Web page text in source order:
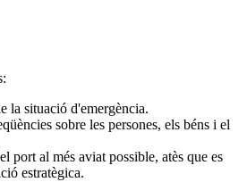
la situació d'emergència.
sobre les persones, els béns i el
port al més aviat possible, atès que es
estratègica.